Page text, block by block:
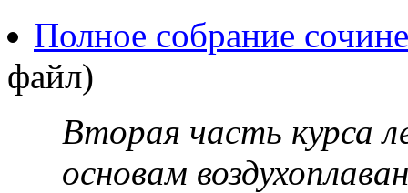
Полное собрание
файл)
Вторая часть курса
основам